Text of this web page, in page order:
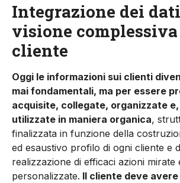
Integrazione dei
visione
cliente
Oggi le informazioni sui clienti
mai fondamentali, ma per essere
acquisite, collegate, organizzate
utilizzate in maniera organica,
finalizzata in funzione della
ed esaustivo profilo di ogni cliente e
realizzazione di efficaci azioni mirate
personalizzate. Il cliente deve